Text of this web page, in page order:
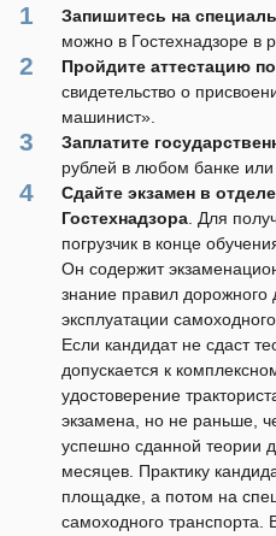
Запишитесь на
можно в Гостехнадзоре в
Пройдите аттестацию
свидетельство о
машинист».
Заплатите
рублей в любом банке или
Сдайте экзамен в
Гостехнадзора . Для
погрузчик в конце
Он содержит
знание правил дорожного
эксплуатации
Если кандидат не сдаст
допускается к
удостоверение
экзамена, но не раньше,
успешно сданной теории
месяцев. Практику
площадке, а потом на
самоходного транспорта.